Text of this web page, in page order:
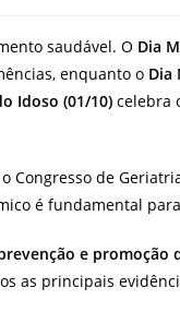
saudável. O Dia
enquanto o Dia
Idoso (01/10) celebra
de
é fundamental
e promoção
as principais